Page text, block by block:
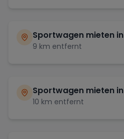
Sportwagen mieten in
9 km entfernt
Sportwagen mieten in
10 km entfernt